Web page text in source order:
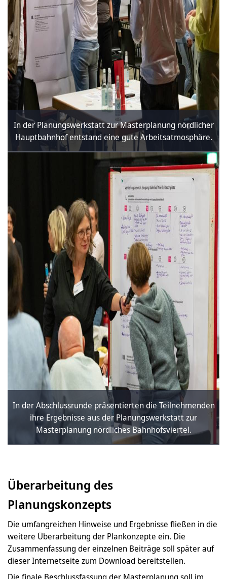
In der Planungswerkstatt zur Masterplanung nördlicher
Hauptbahnhof entstand eine gute Arbeitsatmosphäre.
In der Abschlussrunde präsentierten die Teilnehmenden
ihre Ergebnisse aus der Planungswerkstatt zur
Masterplanung nördliches Bahnhofsviertel.
Überarbeitung des
Planungskonzepts
Die umfangreichen Hinweise und Ergebnisse fließen in die
weitere Überarbeitung der Plankonzepte ein. Die
Zusammenfassung der einzelnen Beiträge soll später auf
dieser Internetseite zum Download bereitstellen.
Die finale Beschlussfassung der Masterplanung soll im